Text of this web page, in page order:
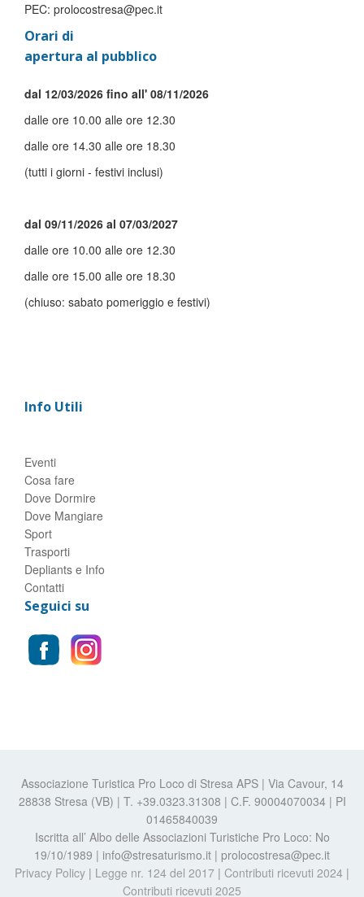
PEC: prolocostresa@pec.it
Orari di
apertura al pubblico
dal 12/03/2026 fino all' 08/11/2026
dalle ore 10.00 alle ore 12.30
dalle ore 14.30 alle ore 18.30
(tutti i giorni - festivi inclusi)
dal 09/11/2026 al 07/03/2027
dalle ore 10.00 alle ore 12.30
dalle ore 15.00 alle ore 18.30
(chiuso: sabato pomeriggio e festivi)
Info Utili
Eventi
Cosa fare
Dove Dormire
Dove Mangiare
Sport
Trasporti
Depliants e Info
Contatti
Seguici su
Associazione Turistica Pro Loco di Stresa APS | Via Cavour, 14
28838 Stresa (VB) | T. +39.0323.31308 | C.F. 90004070034 | PI
01465840039
Iscritta all’ Albo delle Associazioni Turistiche Pro Loco: No
19/10/1989 | info@stresaturismo.it | prolocostresa@pec.it
Privacy Policy | Legge nr. 124 del 2017 | Contributi ricevuti 2024 |
Contributi ricevuti 2025